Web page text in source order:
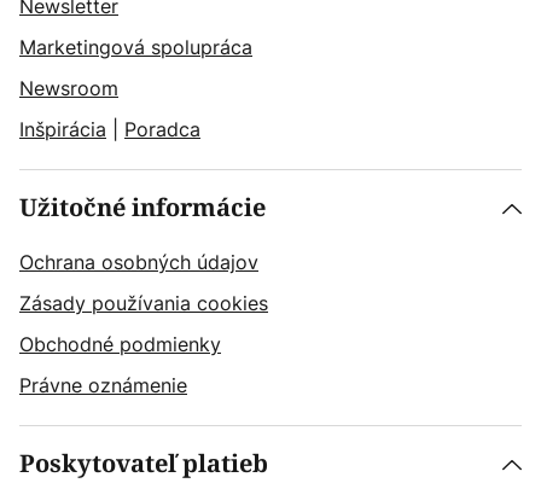
Newsletter
Marketingová spolupráca
Newsroom
Inšpirácia
Poradca
Užitočné informácie
Ochrana osobných údajov
Zásady používania cookies
Obchodné podmienky
Právne oznámenie
Poskytovateľ platieb